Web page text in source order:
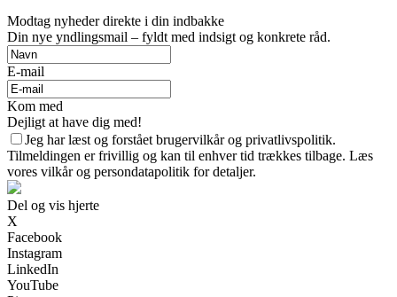
Modtag nyheder direkte i din indbakke
Din nye yndlingsmail – fyldt med indsigt og konkrete råd.
E-mail
Kom med
Dejligt at have dig med!
Jeg har læst og forstået brugervilkår og privatlivspolitik.
Tilmeldingen er frivillig og kan til enhver tid trækkes tilbage. Læs
vores vilkår og persondatapolitik for detaljer.
Del og vis hjerte
X
Facebook
Instagram
LinkedIn
YouTube